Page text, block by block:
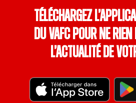
Téléchargez
du VAFC pour ne
l’actualité de